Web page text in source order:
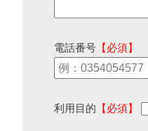
電話番号 【必須】
利用目的 【必須】